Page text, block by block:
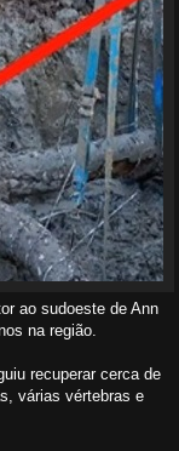
ao sudoeste de Ann
na região.
recuperar cerca de
várias vértebras e